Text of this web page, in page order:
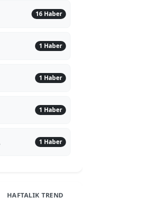
16 Haber
1 Haber
1 Haber
1 Haber
1 Haber
HAFTALIK TREND